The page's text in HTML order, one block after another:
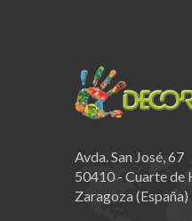
Avda. San José, 67
50410 - Cuarte de
Zaragoza (España)